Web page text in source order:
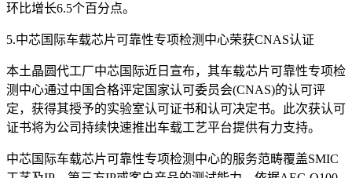
环比增长6.5个百分点。
5.中芯国际车载芯片可靠性专项检测中心荣获CNAS认证
本土晶圆代工厂中芯国际近日宣布，其车载芯片可靠性专项检
测中心通过中国合格评定国家认可委员会(CNAS)的认可评
定，获得其授予的实验室认可证书和认可决定书。此次获认可
证书将为公司持续快速推出车载工艺平台提供有力支持。
中芯国际车载芯片可靠性专项检测中心的服务范畴覆盖SMIC